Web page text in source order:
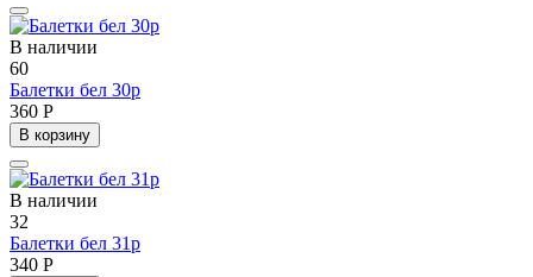
В наличии
60
Балетки бел 30р
360 Р
В корзину
В наличии
32
Балетки бел 31р
340 Р